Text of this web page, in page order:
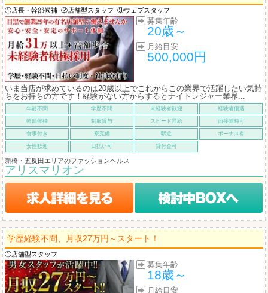
①店長・幹部候補 ②店舗型スタッフ ③ウェブスタッフ
募集年齢
20歳～
月給目安
500,000円
いま当店が求めているのは20歳以上でこれからこの業界で活躍したい気持
ちをお持ちの方です！経験がない方からするとナイトレジャー業界...
年齢不問 学歴不問 未経験者歓迎 経験者優遇
幹部候補 制服貸与 スピード昇給 面接随時可
食事付き 寮完備 駅近 ボーナス有
女性歓迎 日払い可 貸付金可
新橋・五反田エリアのファッションヘルス
アリスマリオン
学歴経験不問、月収27万円～スタート！
①店舗型スタッフ
募集年齢
18歳～
月給目安